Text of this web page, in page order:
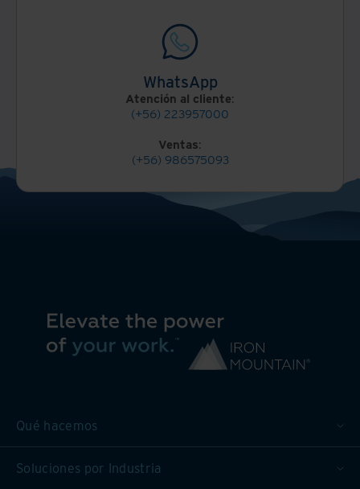
WhatsApp
Atención al cliente:
(+56) 223957000
Ventas:
(+56) 986575093
Qué hacemos
Soluciones por Industria